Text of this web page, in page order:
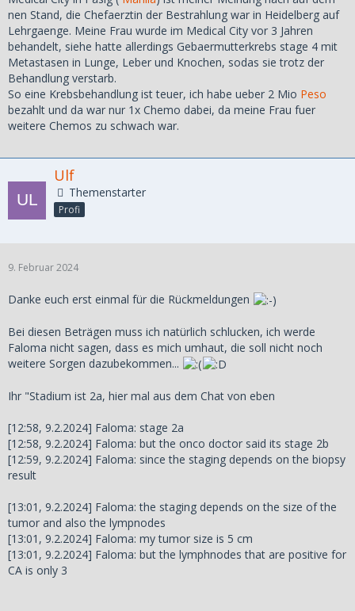
nen Stand, die Chefaerztin der Bestrahlung war in Heidelberg auf
Lehrgaenge. Meine Frau wurde im Medical City vor 3 Jahren
behandelt, siehe hatte allerdings Gebaermutterkrebs stage 4 mit
Metastasen in Lunge, Leber und Knochen, sodas sie trotz der
Behandlung verstarb.
So eine Krebsbehandlung ist teuer, ich habe ueber 2 Mio Peso
bezahlt und da war nur 1x Chemo dabei, da meine Frau fuer
weitere Chemos zu schwach war.
Ulf
Themenstarter
Profi
9. Februar 2024
Danke euch erst einmal für die Rückmeldungen
Bei diesen Beträgen muss ich natürlich schlucken, ich werde
Faloma nicht sagen, dass es mich umhaut, die soll nicht noch
weitere Sorgen dazubekommen...
Ihr "Stadium ist 2a, hier mal aus dem Chat von eben
[12:58, 9.2.2024] Faloma: stage 2a
[12:58, 9.2.2024] Faloma: but the onco doctor said its stage 2b
[12:59, 9.2.2024] Faloma: since the staging depends on the biopsy
result
[13:01, 9.2.2024] Faloma: the staging depends on the size of the
tumor and also the lympnodes
[13:01, 9.2.2024] Faloma: my tumor size is 5 cm
[13:01, 9.2.2024] Faloma: but the lymphnodes that are positive for
CA is only 3